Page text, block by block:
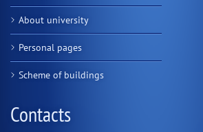
About university
Personal pages
Scheme of buildings
Contacts